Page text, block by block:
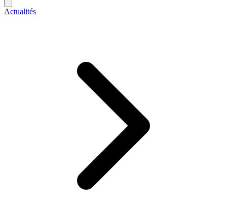
Actualités